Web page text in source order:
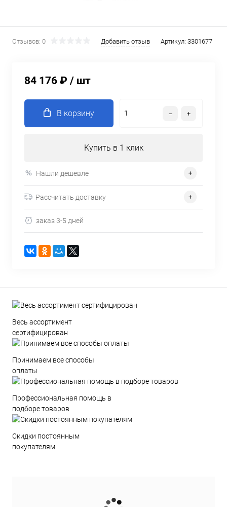
Отзывов: 0 Добавить отзыв Артикул: 3301677
84 176 ₽ / шт
В корзину
Купить в 1 клик
Нашли дешевле
Рассчитать доставку
заказ 3-5 дней
Весь ассортимент
сертифицирован
Принимаем все способы
оплаты
Профессиональная помощь в
подборе товаров
Скидки постоянным
покупателям